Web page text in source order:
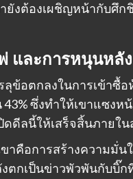
งต้องเผชิญหน้ากับศึก
และการหนุนหลั
ข้อตกลงในการเข้าซื้
43% ซึ่งทำให้เขาแซ
ดดีลนี้ให้เสร็จสิ้นภายใ
าคือการสร้างความมั่
ตกเป็นข่าวพัวพันกับบิ๊ก